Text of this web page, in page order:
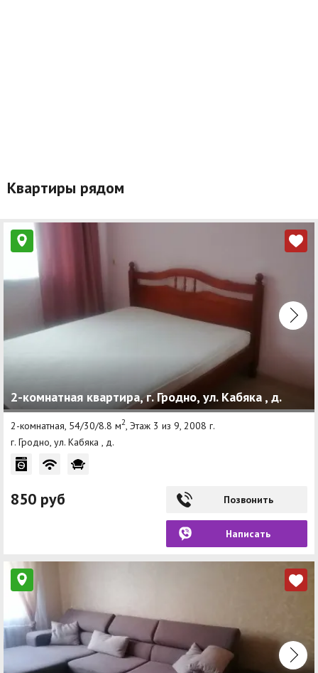
Квартиры рядом
2-комнатная квартира, г. Гродно, ул. Кабяка , д.
2-комнатная, 54/30/8.8 м2 , Этаж 3 из 9, 2008 г.
г. Гродно, ул. Кабяка , д.
850 руб Позвонить
Написать